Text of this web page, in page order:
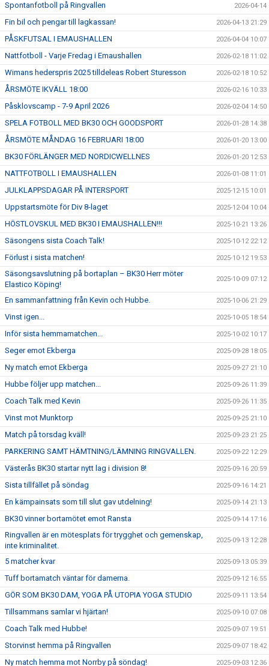
Spontanfotboll på Ringvallen 2026-04-14
Fin bil och pengar till lagkassan! 2026-04-13 21:29
PÅSKFUTSAL I EMAUSHALLEN 2026-04-04 10:07
Nattfotboll - Varje Fredag i Emaushallen 2026-02-18 11:02
Wimans hederspris 2025 tilldeleas Robert Sturesson 2026-02-18 10:52
ÅRSMÖTE IKVÄLL 18:00 2026-02-16 10:33
Påsklovscamp - 7-9 April 2026 2026-02-04 14:50
SPELA FOTBOLL MED BK30 OCH GOODSPORT 2026-01-28 14:38
ÅRSMÖTE MÅNDAG 16 FEBRUARI 18:00 2026-01-20 13:00
BK30 FÖRLÄNGER MED NORDICWELLNES 2026-01-20 12:53
NATTFOTBOLL I EMAUSHALLEN 2026-01-08 11:01
JULKLAPPSDAGAR PÅ INTERSPORT 2025-12-15 10:01
Uppstartsmöte för Div 8-laget 2025-12-04 10:04
HÖSTLOVSKUL MED BK30 I EMAUSHALLEN!!! 2025-10-21 13:26
Säsongens sista Coach Talk! 2025-10-12 22:12
Förlust i sista matchen! 2025-10-12 19:53
Säsongsavslutning på bortaplan – BK30 Herr möter
Elastico Köping!
2025-10-09 07:12
En sammanfattning från Kevin och Hubbe. 2025-10-06 21:29
Vinst igen... 2025-10-05 18:54
Inför sista hemmamatchen... 2025-10-02 10:17
Seger emot Ekberga 2025-09-28 18:05
Ny match emot Ekberga 2025-09-27 21:10
Hubbe följer upp matchen... 2025-09-26 11:39
Coach Talk med Kevin 2025-09-26 11:35
Vinst mot Munktorp 2025-09-25 21:10
Match på torsdag kväll! 2025-09-23 21:25
PARKERING SAMT HÄMTNING/LÄMNING RINGVALLEN. 2025-09-22 12:29
Västerås BK30 startar nytt lag i division 8! 2025-09-16 20:59
Sista tillfället på söndag 2025-09-16 14:21
En kämpainsats som till slut gav utdelning! 2025-09-14 21:13
BK30 vinner bortamötet emot Ransta 2025-09-14 17:16
Ringvallen är en mötesplats för trygghet och gemenskap,
inte kriminalitet.
2025-09-13 12:28
5 matcher kvar 2025-09-13 05:39
Tuff bortamatch väntar för damerna. 2025-09-12 16:55
GÖR SOM BK30 DAM, YOGA PÅ UTOPIA YOGA STUDIO 2025-09-11 13:54
Tillsammans samlar vi hjärtan! 2025-09-10 07:08
Coach Talk med Hubbe! 2025-09-07 19:51
Storvinst hemma på Ringvallen 2025-09-07 18:42
Ny match hemma mot Norrby på söndag! 2025-09-03 12:36